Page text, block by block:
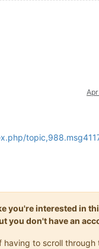
you're interested in
you don't have an
having to scroll through